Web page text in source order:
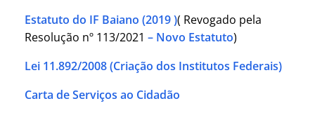
Estatuto do IF Baiano (2019 )( Revogado pela
Resolução nº 113/2021 – Novo Estatuto)
Lei 11.892/2008 (Criação dos Institutos Federais)
Carta de Serviços ao Cidadão